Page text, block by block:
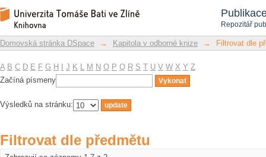
Repozitář
Filtrovat dle předmětu
Repozitář DSpace/Manakin
Domovská stránka DSpace → Kapitola v odborné knize → Filtrovat dle
A B C D E F G H J K L M N O P Q R S T U V W X Y Z
Začíná písmeny
Výsledků na stránku:
Filtrovat dle předmětu